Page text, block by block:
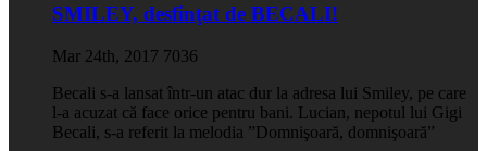
SMILEY, desfinţat de BECALI!
Mar 24th, 2017 7036
Becali s-a lansat într-un atac dur la adresa lui Smiley, pe care
l-a acuzat că face orice pentru bani. Lucian, nepotul lui Gigi
Becali, s-a referit la melodia ”Domnişoară, domnişoară”